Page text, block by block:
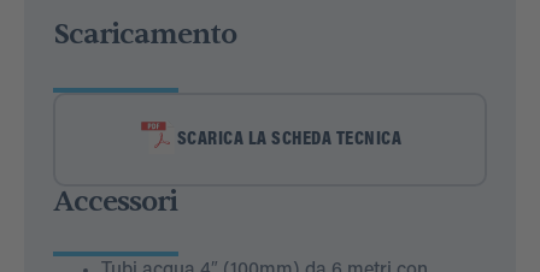
Scaricamento
SCARICA LA SCHEDA TECNICA
Accessori